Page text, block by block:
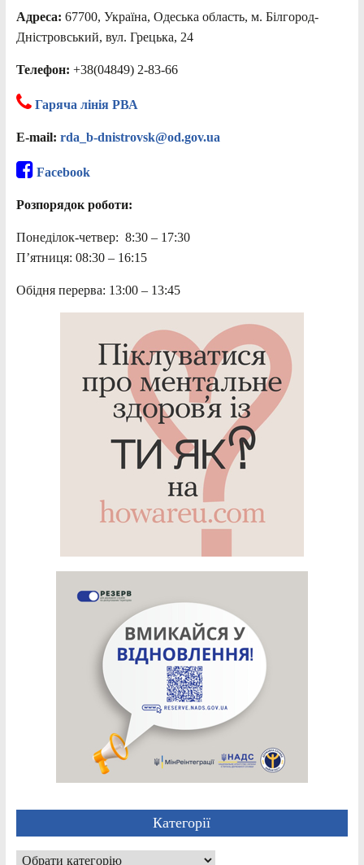
Адреса: 67700, Україна, Одеська область, м. Білгород-
Дністровський, вул. Грецька, 24
Телефон: +38(04849) 2-83-66
Гаряча лінія РВА
E-mail: rda_b-dnistrovsk@od.gov.ua
Facebook
Розпорядок роботи:
Понеділок-четвер: 8:30 – 17:30
П’ятниця: 08:30 – 16:15
Обідня перерва: 13:00 – 13:45
Категорії
Категорії